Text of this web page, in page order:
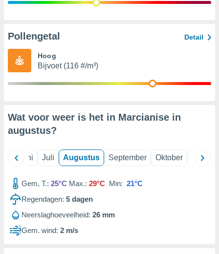
Pollengetal Detail
Hoog
Bijvoet (116 #/m³)
Wat voor weer is het in Marcianise in
augustus?
Juni Juli Augustus September Oktober
Gem, T.: 25°C Max.: 29°C Min: 21°C
Regendagen: 5 dagen
Neerslaghoeveelheid: 26 mm
Gem. wind: 2 m/s